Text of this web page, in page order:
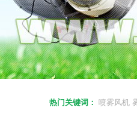
热门关键词： 喷雾风机